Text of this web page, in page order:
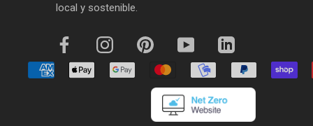
local y sostenible.